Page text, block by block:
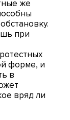
же
при
форме, и
в
вряд ли